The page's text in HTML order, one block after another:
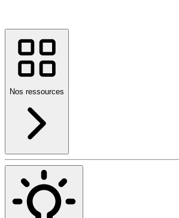
Nos ressources